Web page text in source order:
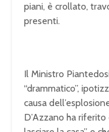
piani, è crollato,
presenti.
Il Ministro
“drammatico”,
causa
D’Azzano ha